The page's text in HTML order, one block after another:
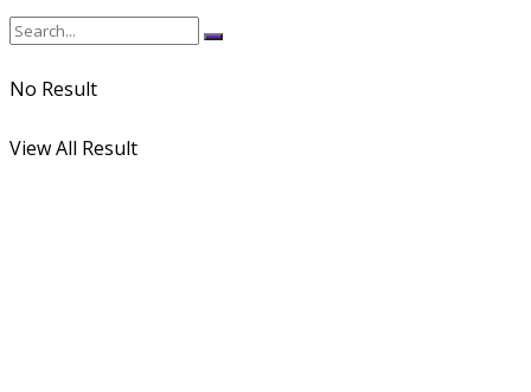
No Result
View All Result